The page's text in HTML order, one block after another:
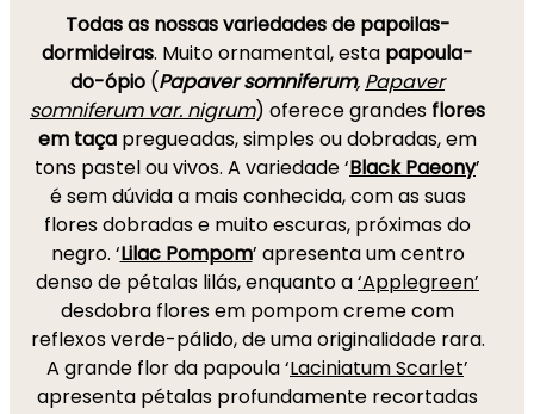
Todas as nossas variedades de papoilas-
dormideiras. Muito ornamental, esta papoula-
do-ópio (Papaver somniferum, Papaver
somniferum var. nigrum) oferece grandes flores
em taça pregueadas, simples ou dobradas, em
tons pastel ou vivos. A variedade ‘Black Paeony’
é sem dúvida a mais conhecida, com as suas
flores dobradas e muito escuras, próximas do
negro. ‘Lilac Pompom’ apresenta um centro
denso de pétalas lilás, enquanto a‘Applegreen’
desdobra flores em pompom creme com
reflexos verde-pálido, de uma originalidade rara.
A grande flor da papoula ‘Laciniatum Scarlet’
apresenta pétalas profundamente recortadas